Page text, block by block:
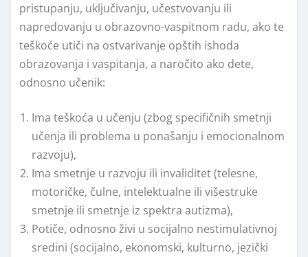
pristupanju, uklјučivanju, učestvovanju ili
napredovanju u obrazovno-vaspitnom radu, ako te
teškoće utiči na ostvarivanje opštih ishoda
obrazovanja i vaspitanja, a naročito ako dete,
odnosno učenik:
Ima teškoća u učenju (zbog specifičnih smetnji
učenja ili problema u ponašanju i emocionalnom
razvoju),
Ima smetnje u razvoju ili invaliditet (telesne,
motoričke, čulne, intelektualne ili višestruke
smetnje ili smetnje iz spektra autizma),
Potiče, odnosno živi u socijalno nestimulativnoj
sredini (socijalno, ekonomski, kulturno, jezički